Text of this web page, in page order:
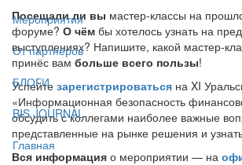
Мероприятия
От партнёров
БЛОГИ
BIS JOURNAL
Главная
Посещали ли вы мастер-классы на
форуме? О чём бы хотелось узнать на
выступлениях? Напишите, какой мастер-
принёс вам больше всего пользы!
Успейте зарегистрироваться на XI
«Информационная безопасность
обсудить с коллегами наиболее важные
представленные на рынке решения и
Вся информация о мероприятии — на